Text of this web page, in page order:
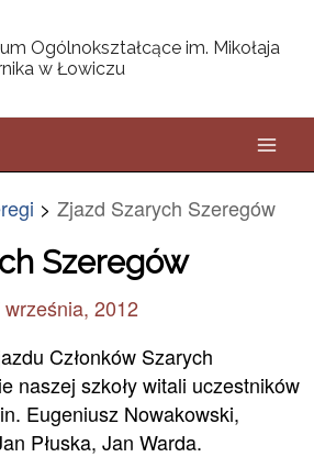
Ogólnokształcące im. Mikołaja
w Łowiczu
Zjazd Szarych Szeregów
Szeregów
września, 2012
Członków Szarych
naszej szkoły witali uczestników
Eugeniusz Nowakowski,
Płuska, Jan Warda.